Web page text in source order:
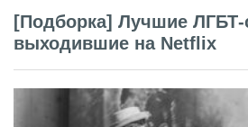
[Подборка] Лучшие
выходившие на Netflix